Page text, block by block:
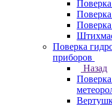
Поверка
приборов
Назад